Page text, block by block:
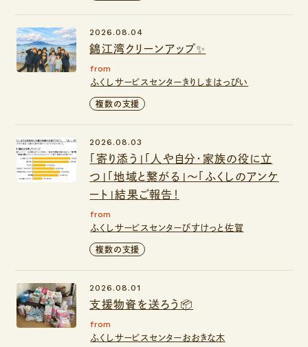
錦江湾クリーンアップ✨
2026.08.04
from
ふくしサービスセンターきりしまはっぴい
複数の支援
「寄り添う」「人や自分・家族の役に立
つ」「地域と繋がる」～「ふくしのアンケ
ート」結果ご報告！
2026.08.03
from
ふくしサービスセンターびすけっと佐賀
複数の支援
支援物資を送ろう📦
2026.08.01
from
ふくしサービスセンターおおきな木